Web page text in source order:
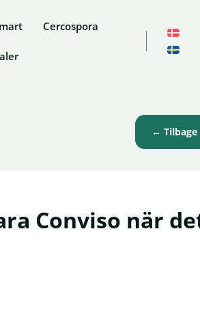
Cercospora
← Tilbage
Conviso när